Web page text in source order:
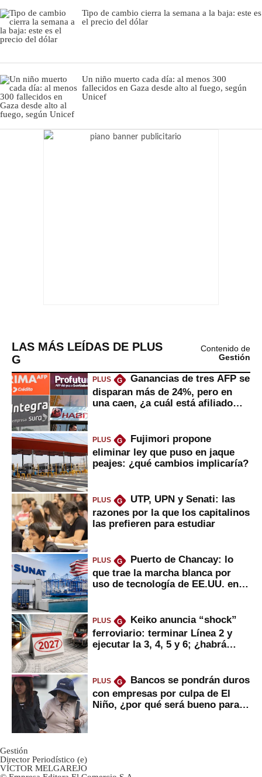
Tipo de cambio cierra la semana a la baja: este es
el precio del dólar
Un niño muerto cada día: al menos 300
fallecidos en Gaza desde alto al fuego, según
Unicef
LAS MÁS LEÍDAS DE PLUS
G
Contenido de
Gestión
PLUS G
Ganancias de tres AFP se
disparan más de 24%, pero en
una caen, ¿a cuál está afiliado
PLUS G
Fujimori propone
eliminar ley que puso en jaque
peajes: ¿qué cambios implicaría?
PLUS G
UTP, UPN y Senati: las
razones por la que los capitalinos
las prefieren para estudiar
PLUS G
Puerto de Chancay: lo
que trae la marcha blanca por
uso de tecnología de EE.UU. en
PLUS G
Keiko anuncia “shock”
ferroviario: terminar Línea 2 y
ejecutar la 3, 4, 5 y 6; ¿habrá
PLUS G
Bancos se pondrán duros
con empresas por culpa de El
Niño, ¿por qué será bueno para
Gestión
Director Periodístico (e)
VÍCTOR MELGAREJO